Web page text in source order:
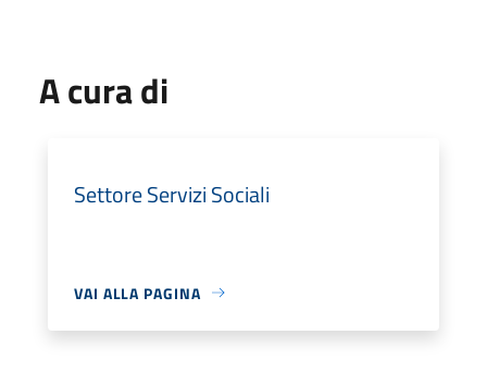
A cura di
Settore Servizi Sociali
VAI ALLA PAGINA